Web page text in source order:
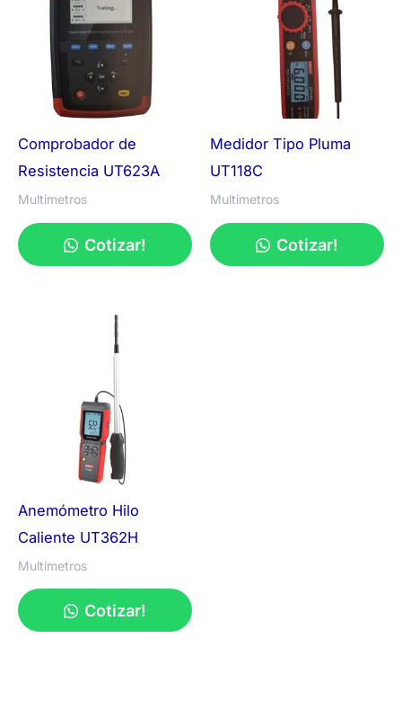
Comprobador de
Resistencia UT623A
Multimetros
Cotizar!
Medidor Tipo Pluma
UT118C
Multimetros
Cotizar!
Anemómetro Hilo
Caliente UT362H
Multimetros
Cotizar!